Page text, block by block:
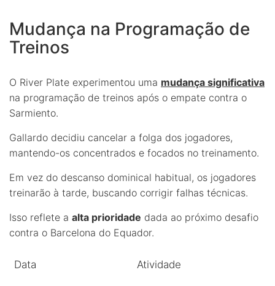
Mudança na Programação de
Treinos
O River Plate experimentou uma mudança significativa
na programação de treinos após o empate contra o
Sarmiento.
Gallardo decidiu cancelar a folga dos jogadores,
mantendo-os concentrados e focados no treinamento.
Em vez do descanso dominical habitual, os jogadores
treinarão à tarde, buscando corrigir falhas técnicas.
Isso reflete a alta prioridade dada ao próximo desafio
contra o Barcelona do Equador.
Data Atividade